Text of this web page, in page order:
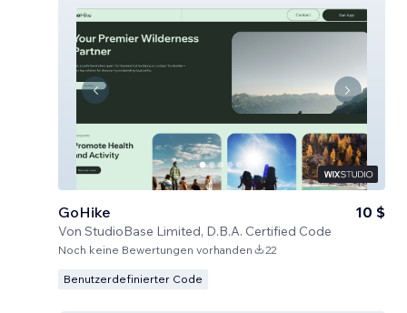
GoHike
Von StudioBase Limited, D.B.A. Certified Code
10 $
Noch keine Bewertungen vorhanden 22
Benutzerdefinierter Code